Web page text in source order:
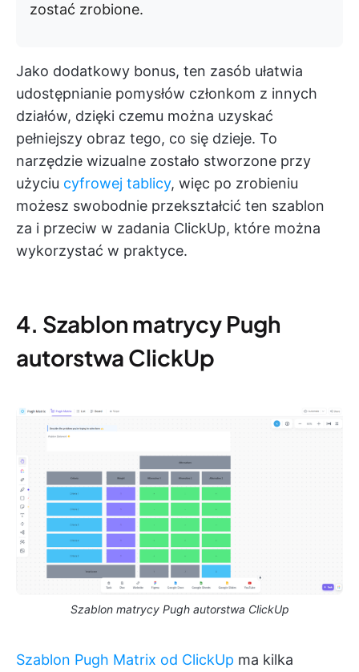
zostać zrobione.
Jako dodatkowy bonus, ten zasób ułatwia
udostępnianie pomysłów członkom z innych
działów, dzięki czemu można uzyskać
pełniejszy obraz tego, co się dzieje. To
narzędzie wizualne zostało stworzone przy
użyciu cyfrowej tablicy, więc po zrobieniu
możesz swobodnie przekształcić ten szablon
za i przeciw w zadania ClickUp, które można
wykorzystać w praktyce.
4. Szablon matrycy Pugh
autorstwa ClickUp
Szablon matrycy Pugh autorstwa ClickUp
Szablon Pugh Matrix od ClickUp ma kilka